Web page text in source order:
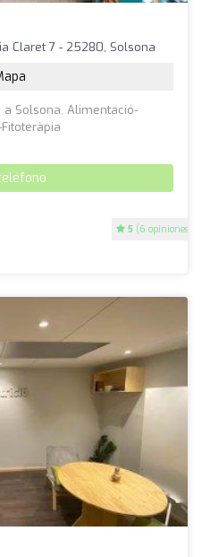
5 (6 opiniones)
Claret 7 - 25280, Solsona
Solsona. Alimentació-